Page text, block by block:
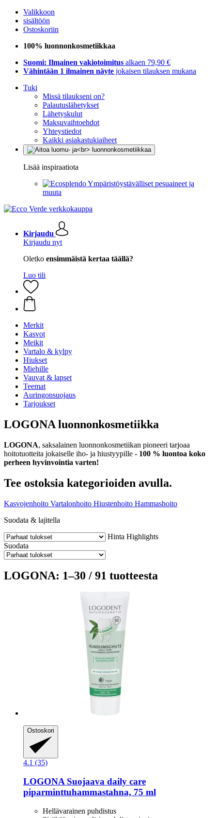
Valikkoon
sisältöön
Ostoskoriin
100% luonnonkosmetiikkaa
Suomi: Ilmainen vakiotoimitus alkaen 79,90 €
Vähintään 1 ilmainen näyte jokaisen tilauksen mukana
Tuki
Missä tilaukseni on?
Palautuslähetykset
Lähetyskulut
Maksuvaihtoehdot
Yhteystiedot
Kaikki asiakastukiaiheet
Lisää inspiraatiota
Ympäristöystävälliset pesuaineet ja
muuta
Kirjaudu
Kirjaudu nyt
Oletko ensimmäistä kertaa täällä?
Luo tili
Merkit
Kasvot
Meikit
Vartalo & kylpy
Hiukset
Miehille
Vauvat & lapset
Teemat
Auringonsuojaus
Tarjoukset
LOGONA luonnonkosmetiikka
LOGONA, saksalainen luonnonkosmetiikan pioneeri tarjoaa
hoitotuotteita jokaiselle iho- ja hiustyypille - 100 % luontoa koko
perheen hyvinvointia varten!
Tee ostoksia kategorioiden avulla.
Kasvojenhoito Vartalonhoito Hiustenhoito Hammashoito
Suodata & lajitella
Hinta Highlights
Suodata
LOGONA: 1–30 / 91 tuotteesta
Ostoskori
4.1 (35)
LOGONA Suojaava daily care
piparminttuhammastahna, 75 ml
Hellävarainen puhdistus